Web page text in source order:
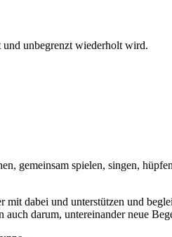
unbegrenzt wiederholt wird.
gemeinsam spielen, singen,
dabei und unterstützen und
darum, untereinander neue